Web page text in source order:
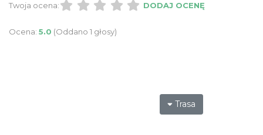
Twoja ocena: DODAJ OCENĘ
Ocena: 5.0 (Oddano 1 głosy)
Trasa